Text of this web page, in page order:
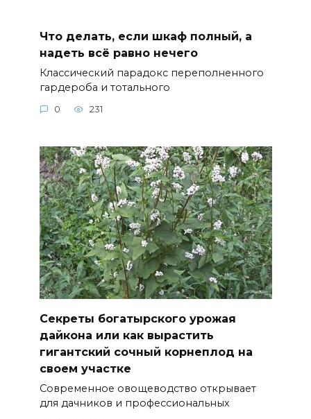
Что делать, если шкаф полный, а
надеть всё равно нечего
Классический парадокс переполненного
гардероба и тотального
0 231
Секреты богатырского урожая
дайкона или как вырастить
гигантский сочный корнеплод на
своем участке
Современное овощеводство открывает
для дачников и профессиональных